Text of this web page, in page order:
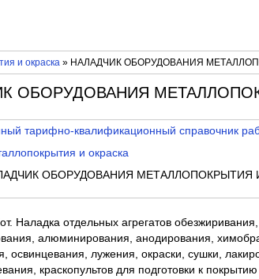
и окраска» НАЛАДЧИК ОБОРУДОВАНИЯ
ОБОРУДОВАНИЯ
тарифно-квалификационный справочник
и окраска
ОБОРУДОВАНИЯ МЕТАЛЛОПОКРЫТИЯ
Наладка отдельных агрегатов
алюминирования, анодирования,
освинцевания, лужения, окраски, сушки,
краскопультов для подготовки к